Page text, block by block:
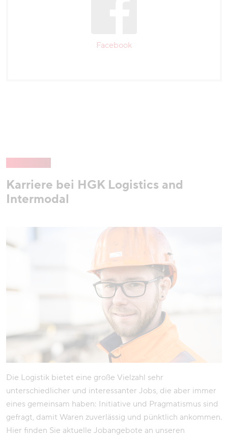
Facebook
Karriere bei HGK Logistics and
Intermodal
Die Logistik bietet eine große Vielzahl sehr
unterschiedlicher und interessanter Jobs, die aber immer
eines gemeinsam haben: Initiative und Pragmatismus sind
gefragt, damit Waren zuverlässig und pünktlich ankommen.
Hier finden Sie aktuelle Jobangebote an unseren